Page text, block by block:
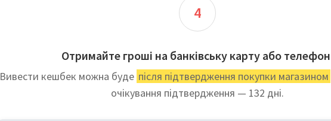
4
Отримайте гроші на банківську карту або
Вивести кешбек можна буде після підтвердження покупки магазином
очікування підтвердження — 132 дні.